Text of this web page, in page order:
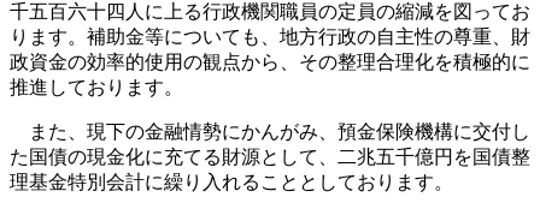
千五百六十四人に上る行政機関職員の定員の縮減を図ってお
ります。補助金等についても、地方行政の自主性の尊重、財
政資金の効率的使用の観点から、その整理合理化を積極的に
推進しております。
また、現下の金融情勢にかんがみ、預金保険機構に交付し
た国債の現金化に充てる財源として、二兆五千億円を国債整
理基金特別会計に繰り入れることとしております。